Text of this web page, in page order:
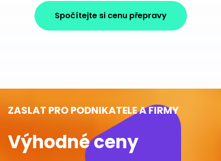
Spočítejte si cenu přepravy
ZASLAT PRO PODNIKATELE A FIRMY
Výhodné ceny